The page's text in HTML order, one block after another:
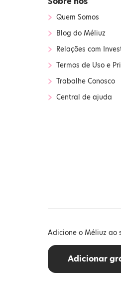
› Quem Somos
› Blog do Méliuz
› Relações com
› Termos de Uso e
› Trabalhe Conosco
› Central de ajuda
Adicione o Méliuz ao
Adicionar